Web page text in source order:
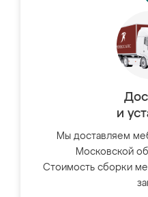
и
Мы доставляем
Московской
Стоимость сборки